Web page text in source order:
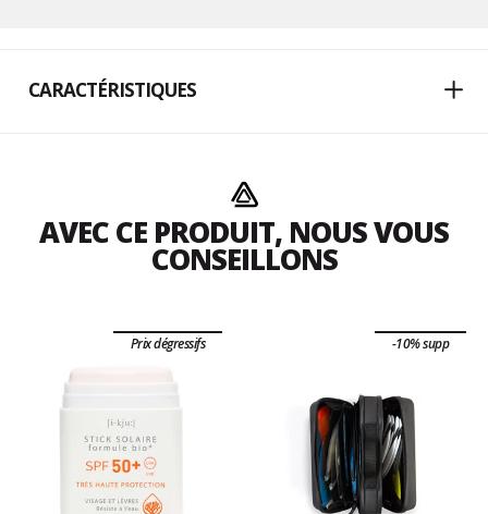
CARACTÉRISTIQUES
AVEC CE PRODUIT, NOUS VOUS
CONSEILLONS
Prix dégressifs -10% supp